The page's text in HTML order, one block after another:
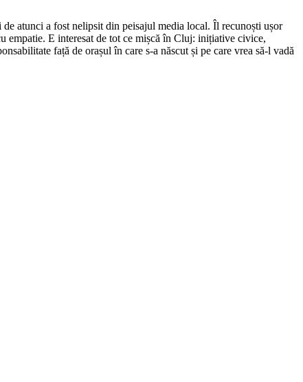
atunci a fost nelipsit din peisajul media local. Îl recunoști ușor
empatie. E interesat de tot ce mișcă în Cluj: inițiative civice,
față de orașul în care s-a născut și pe care vrea să-l vadă